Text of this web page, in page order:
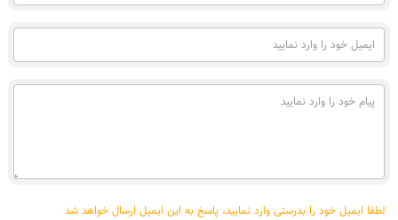
ایمیل
خود
وارد
نمایید
پیام
خود
لطفا ایمیل خود را بدرستی وارد نمایید، پاسخ به این ایمیل ارسال خواهد شد